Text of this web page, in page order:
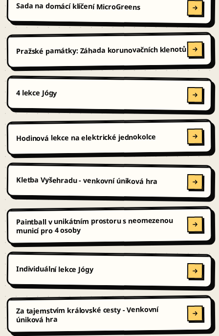
Sada na domácí klíčení MicroGreens
Pražské památky: Záhada korunovačních klenotů
4 lekce Jógy
Hodinová lekce na elektrické jednokolce
Kletba Vyšehradu - venkovní úniková hra
Paintball v unikátním prostoru s neomezenou
municí pro 4 osoby
Individuální lekce Jógy
Za tajemstvím královské cesty - Venkovní
úniková hra